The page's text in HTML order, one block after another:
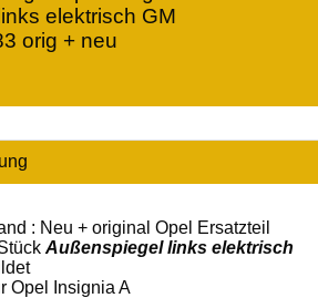
elektrisch GM
orig + neu
: Neu + original Opel Ersatzteil
Außenspiegel links elektrisch
Opel Insignia A